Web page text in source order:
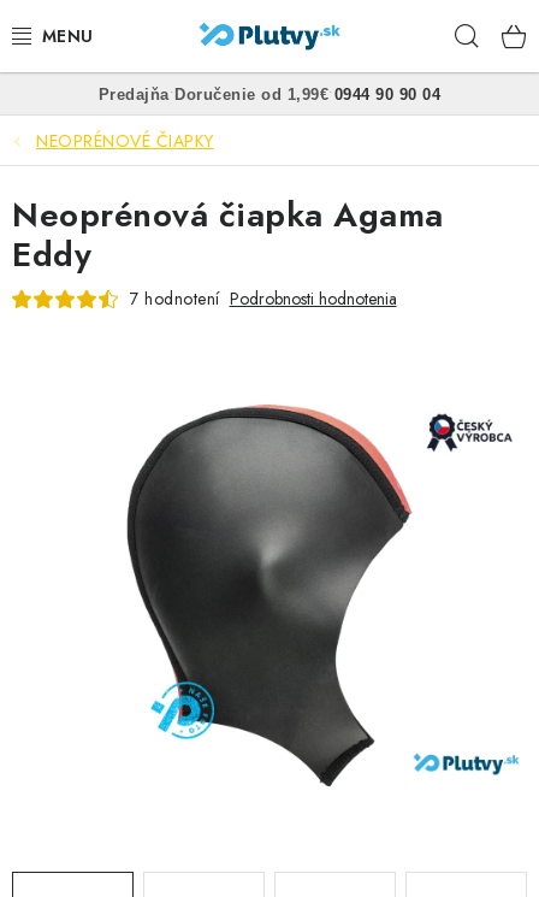
na
PLÁVANIE
ŠNORCHLOVANIE
FREEDIVING
SPEARFISHING
VŠETKO PRE DETI
HRAČKY DO VODY
PODVODNÉ SKÚTRE
Predajňa• Doručenie od 1,99€• 0944 90 90 04
NEOPRÉNOVÉ ČIAPKY
Neoprénová čiapka Agama
Eddy
7 hodnotení Podrobnosti hodnotenia